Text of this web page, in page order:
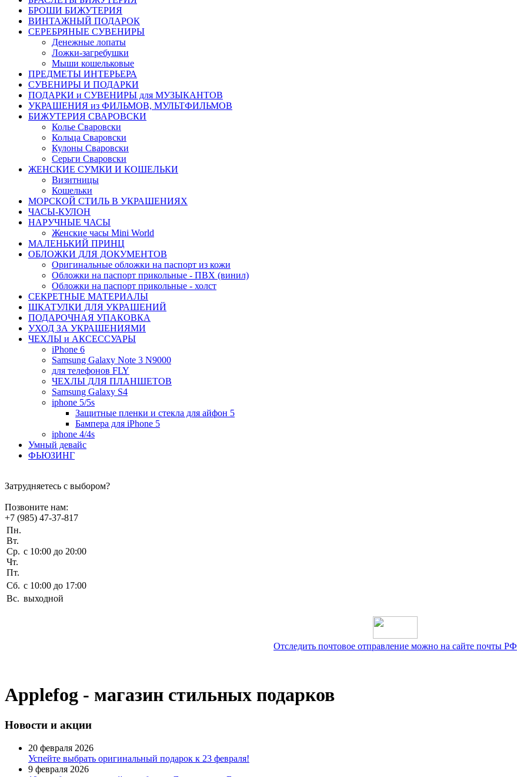
БРОШИ БИЖУТЕРИЯ
ВИНТАЖНЫЙ ПОДАРОК
СЕРЕБРЯНЫЕ СУВЕНИРЫ
Денежные лопаты
Ложки-загребушки
Мыши кошельковые
ПРЕДМЕТЫ ИНТЕРЬЕРА
СУВЕНИРЫ И ПОДАРКИ
ПОДАРКИ и СУВЕНИРЫ для МУЗЫКАНТОВ
УКРАШЕНИЯ из ФИЛЬМОВ, МУЛЬТФИЛЬМОВ
БИЖУТЕРИЯ СВАРОВСКИ
Колье Сваровски
Кольца Сваровски
Кулоны Сваровски
Серьги Сваровски
ЖЕНСКИЕ СУМКИ И КОШЕЛЬКИ
Визитницы
Кошельки
МОРСКОЙ СТИЛЬ В УКРАШЕНИЯХ
ЧАСЫ-КУЛОН
НАРУЧНЫЕ ЧАСЫ
Женские часы Mini World
МАЛЕНЬКИЙ ПРИНЦ
ОБЛОЖКИ ДЛЯ ДОКУМЕНТОВ
Оригинальные обложки на паспорт из кожи
Обложки на паспорт прикольные - ПВХ (винил)
Обложки на паспорт прикольные - холст
СЕКРЕТНЫЕ МАТЕРИАЛЫ
ШКАТУЛКИ ДЛЯ УКРАШЕНИЙ
ПОДАРОЧНАЯ УПАКОВКА
УХОД ЗА УКРАШЕНИЯМИ
ЧEХЛЫ и АКСЕССУАРЫ
iPhone 6
Samsung Galaxy Note 3 N9000
для телефонов FLY
ЧЕХЛЫ ДЛЯ ПЛАНШЕТОВ
Samsung Galaxy S4
iphone 5/5s
Защитные пленки и стекла для айфон 5
Бампера для iPhone 5
iphone 4/4s
Умный девайс
ФЬЮЗИНГ
Затрудняетесь с выбором?
Позвоните нам:
+7 (985) 47-37-817
Пн.
Вт.
Ср.
Чт.
Пт.
c 10:00 до 20:00
Сб. c 10:00 до 17:00
Вс. выходной
Отследить почтовое отправление можно на сайте почты РФ
Applefog - магазин стильных подарков
Новости и акции
20 февраля 2026
Успейте выбрать оригинальный подарок к 23 февраля!
9 февраля 2026